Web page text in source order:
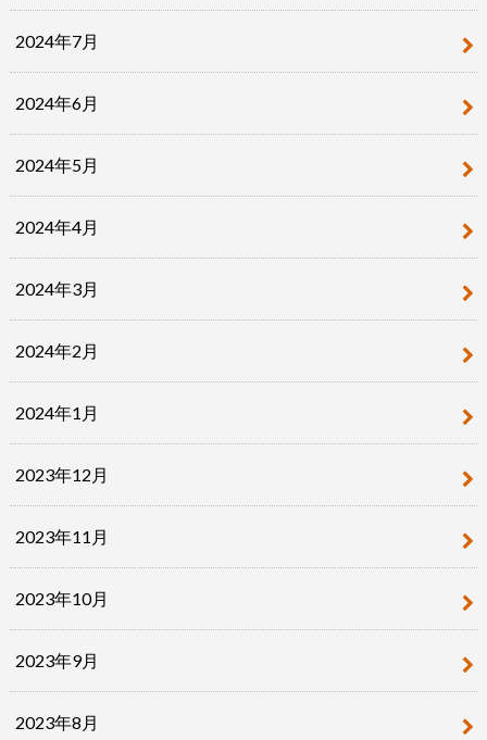
2024年7月
2024年6月
2024年5月
2024年4月
2024年3月
2024年2月
2024年1月
2023年12月
2023年11月
2023年10月
2023年9月
2023年8月